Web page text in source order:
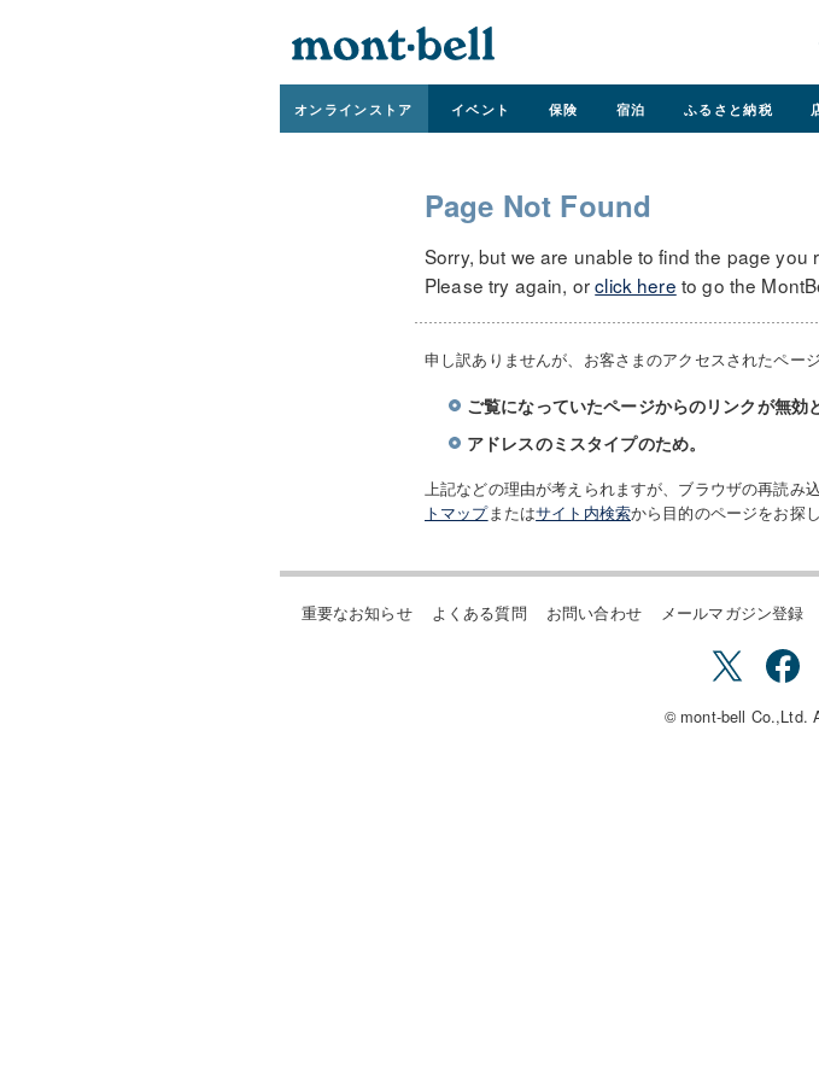
オンラインストア イベント 保険 宿泊 ふるさと納税
Page Not Found
Sorry, but we are unable to find the page you
Please try again, orclick here to go the
申し訳ありませんが、お客さまのアクセスされたペー
ご覧になっていたページからのリンクが無効
アドレスのミスタイプのため。
上記などの理由が考えられますが、ブラウザの再読み
トマップまたはサイト内検索から目的のページをお探し
重要なお知らせ よくある質問 お問い合わせ メールマガジン登録
© mont-bell Co.,Ltd.